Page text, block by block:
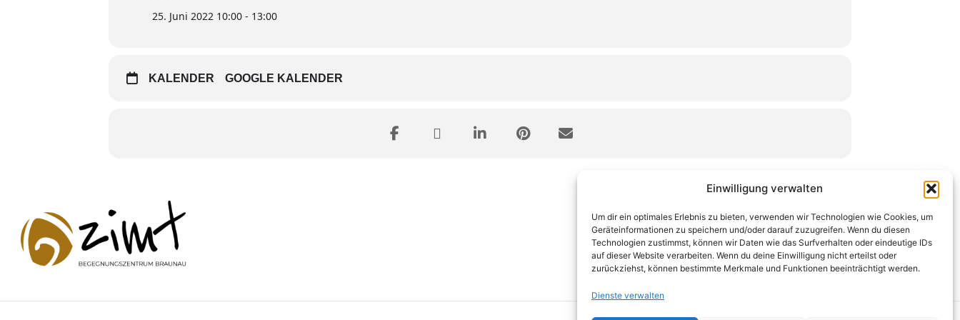
Einwilligung verwalten
Um dir ein optimales Erlebnis zu bieten, verwenden wir Technologien wie Cookies, um
Geräteinformationen zu speichern und/oder darauf zuzugreifen. Wenn du diesen
Technologien zustimmst, können wir Daten wie das Surfverhalten oder eindeutige IDs
auf dieser Website verarbeiten. Wenn du deine Einwilligung nicht erteilst oder
zurückziehst, können bestimmte Merkmale und Funktionen beeinträchtigt werden.
Dienste verwalten
25. Juni 2022 10:00 - 13:00
KALENDER GOOGLE KALENDER
Kontakt Datenschutz Impressum